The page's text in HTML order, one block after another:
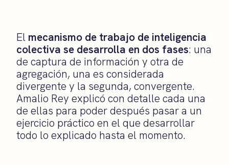
El mecanismo de trabajo de inteligencia
colectiva se desarrolla en dos fases: una
de captura de información y otra de
agregación, una es considerada
divergente y la segunda, convergente.
Amalio Rey explicó con detalle cada una
de ellas para poder después pasar a un
ejercicio práctico en el que desarrollar
todo lo explicado hasta el momento.